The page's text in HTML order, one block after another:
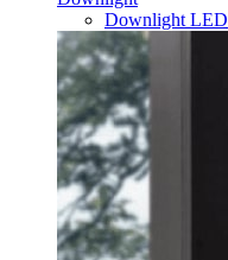
Downlight LED